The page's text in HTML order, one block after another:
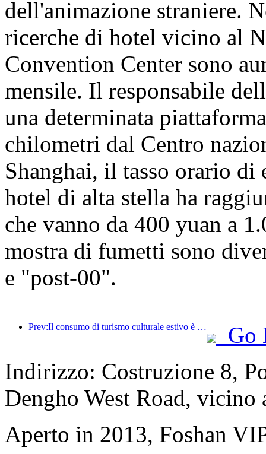
dell'animazione straniere.
ricerche di hotel vicino al
Convention Center sono
mensile. Il responsabile
una determinata
chilometri dal Centro
Shanghai, il tasso orario di
hotel di alta stella ha
che vanno da 400 yuan a
mostra di fumetti sono
e "post-00".
Prev:Il consumo di turismo culturale estivo è aumentato di oltre il 20% su base mensile, con Pechino, Shanghai, Chengdu, Xi'an e Guangzhou in testa alle destinazioni popolari
Go
Indirizzo: Costruzione 8,
Dengho West Road, vicino
Aperto in 2013, Foshan